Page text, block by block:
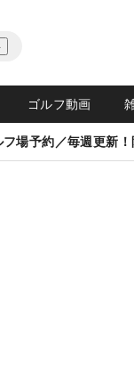
ゴルフ動画
フ場予約／毎週更新